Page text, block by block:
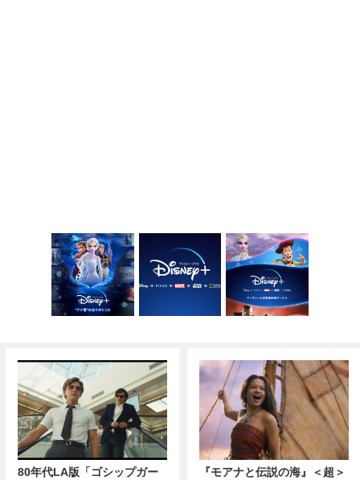
80年代LA版「ゴシップガー
『モアナと伝説の海』＜超＞